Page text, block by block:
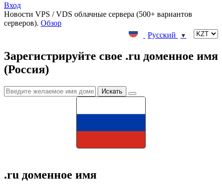
Вход
Новости VPS / VDS облачные сервера (500+ вариантов
серверов). Обзор
Русский
▼
Зарегистрируйте свое .ru доменное имя
(Россия)
.ru доменное имя